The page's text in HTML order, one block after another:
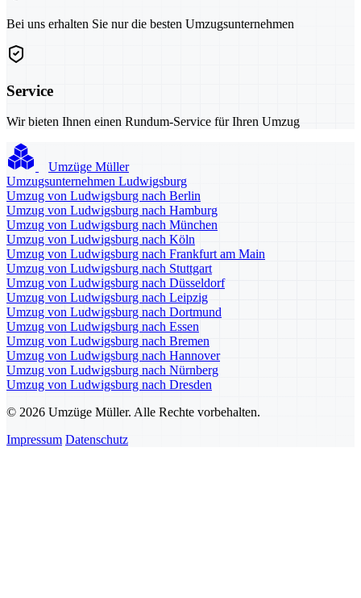
Bei uns erhalten Sie nur die besten Umzugsunternehmen
Service
Wir bieten Ihnen einen Rundum-Service für Ihren Umzug
Umzüge Müller
Umzugsunternehmen Ludwigsburg
Umzug von Ludwigsburg nach Berlin
Umzug von Ludwigsburg nach Hamburg
Umzug von Ludwigsburg nach München
Umzug von Ludwigsburg nach Köln
Umzug von Ludwigsburg nach Frankfurt am Main
Umzug von Ludwigsburg nach Stuttgart
Umzug von Ludwigsburg nach Düsseldorf
Umzug von Ludwigsburg nach Leipzig
Umzug von Ludwigsburg nach Dortmund
Umzug von Ludwigsburg nach Essen
Umzug von Ludwigsburg nach Bremen
Umzug von Ludwigsburg nach Hannover
Umzug von Ludwigsburg nach Nürnberg
Umzug von Ludwigsburg nach Dresden
© 2026 Umzüge Müller. Alle Rechte vorbehalten.
Impressum Datenschutz